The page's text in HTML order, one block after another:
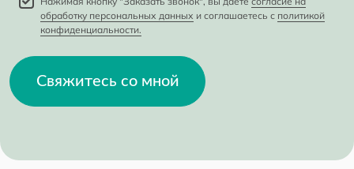
обработку персональных данных и соглашаетесь с политикой
конфиденциальности.
Свяжитесь со мной